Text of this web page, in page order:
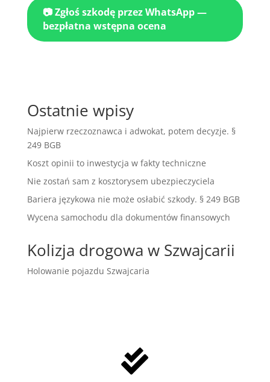
📷 Zgłoś szkodę przez WhatsApp —
bezpłatna wstępna ocena
Ostatnie wpisy
Najpierw rzeczoznawca i adwokat, potem decyzje. §
249 BGB
Koszt opinii to inwestycja w fakty techniczne
Nie zostań sam z kosztorysem ubezpieczyciela
Bariera językowa nie może osłabić szkody. § 249 BGB
Wycena samochodu dla dokumentów finansowych
Kolizja drogowa w Szwajcarii
Holowanie pojazdu Szwajcaria
